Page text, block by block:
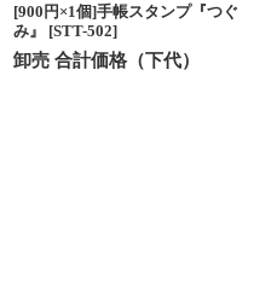
[900円×1個]手帳スタンプ『つぐ
み』
[STT-502]
卸売 合計価格（下代）